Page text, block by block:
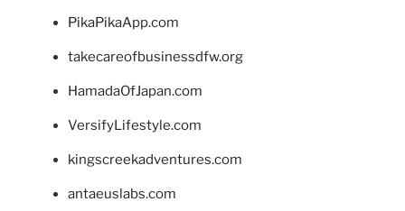
PikaPikaApp.com
takecareofbusinessdfw.org
HamadaOfJapan.com
VersifyLifestyle.com
kingscreekadventures.com
antaeuslabs.com